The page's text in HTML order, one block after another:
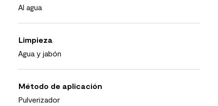
Al agua
Limpieza
Agua y jabón
Método de aplicación
Pulverizador